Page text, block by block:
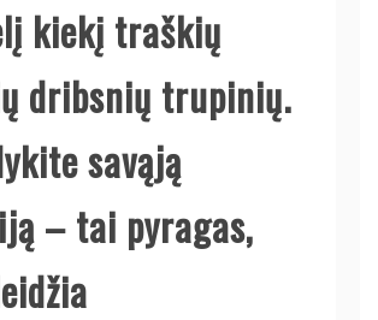
kiekį traškių
dribsnių trupinių.
savąją
– tai pyragas,